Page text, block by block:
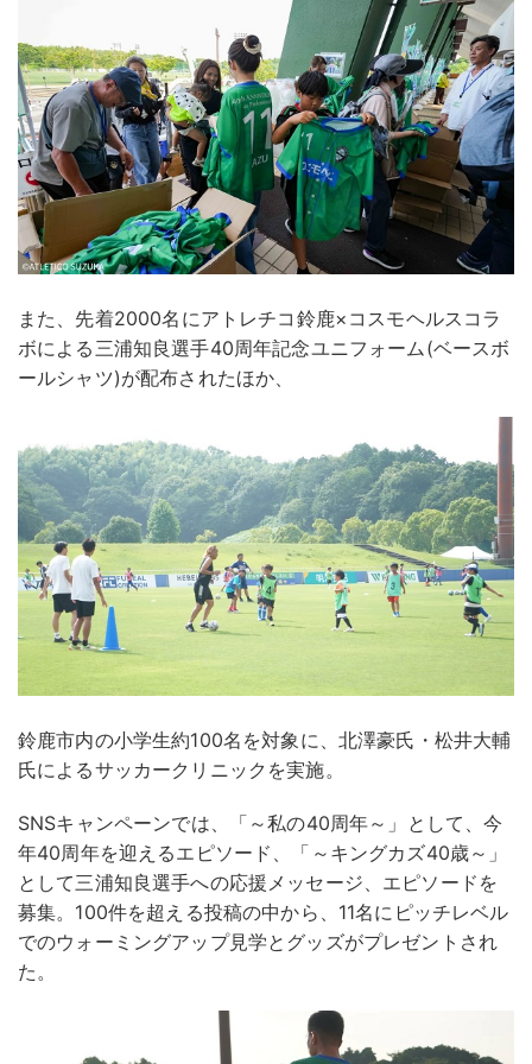
また、先着2000名にアトレチコ鈴鹿×コスモヘルスコラ
ボによる三浦知良選手40周年記念ユニフォーム(ベースボ
ールシャツ)が配布されたほか、
鈴鹿市内の小学生約100名を対象に、北澤豪氏・松井大輔
氏によるサッカークリニックを実施。
SNSキャンペーンでは、「～私の40周年～」として、今
年40周年を迎えるエピソード、「～キングカズ40歳～」
として三浦知良選手への応援メッセージ、エピソードを
募集。100件を超える投稿の中から、11名にピッチレベル
でのウォーミングアップ見学とグッズがプレゼントされ
た。